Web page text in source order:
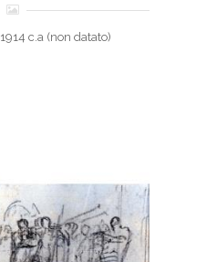
1914 c.a (non datato)